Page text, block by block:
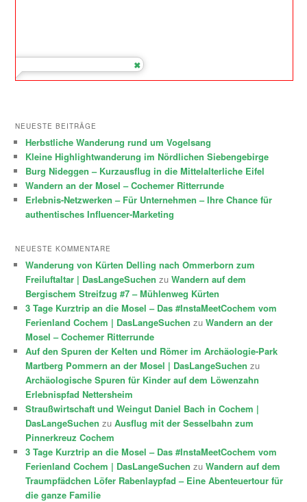
NEUESTE BEITRÄGE
Herbstliche Wanderung rund um Vogelsang
Kleine Highlightwanderung im Nördlichen Siebengebirge
Burg Nideggen – Kurzausflug in die Mittelalterliche Eifel
Wandern an der Mosel – Cochemer Ritterrunde
Erlebnis-Netzwerken – Für Unternehmen – Ihre Chance für
authentisches Influencer-Marketing
NEUESTE KOMMENTARE
Wanderung von Kürten Delling nach Ommerborn zum
Freiluftaltar | DasLangeSuchen zuWandern auf dem
Bergischem Streifzug #7 – Mühlenweg Kürten
3 Tage Kurztrip an die Mosel – Das #InstaMeetCochem vom
Ferienland Cochem | DasLangeSuchen zuWandern an der
Mosel – Cochemer Ritterrunde
Auf den Spuren der Kelten und Römer im Archäologie-Park
Martberg Pommern an der Mosel | DasLangeSuchen zu
Archäologische Spuren für Kinder auf dem Löwenzahn
Erlebnispfad Nettersheim
Straußwirtschaft und Weingut Daniel Bach in Cochem |
DasLangeSuchen zuAusflug mit der Sesselbahn zum
Pinnerkreuz Cochem
3 Tage Kurztrip an die Mosel – Das #InstaMeetCochem vom
Ferienland Cochem | DasLangeSuchen zuWandern auf dem
Traumpfädchen Löfer Rabenlaypfad – Eine Abenteuertour für
die ganze Familie